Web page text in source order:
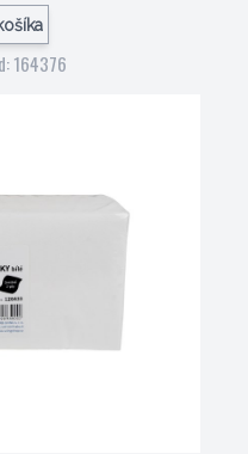
164376